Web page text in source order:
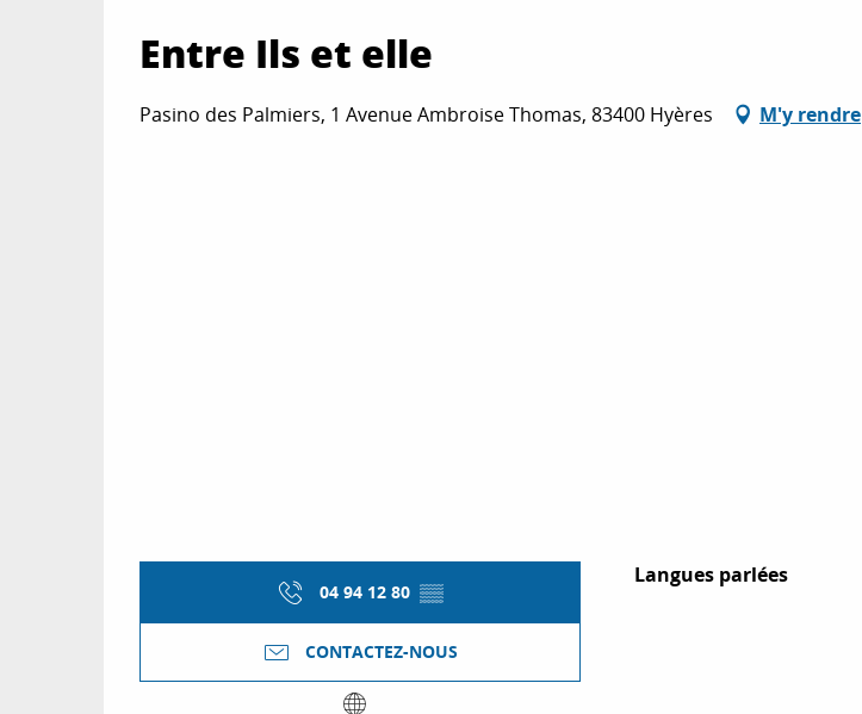
Entre Ils et elle
Pasino des Palmiers, 1 Avenue Ambroise Thomas, 83400 Hyères M'y rendre
04 94 12 80 ▒▒
CONTACTEZ-NOUS
Langues parlées
Langues parlées